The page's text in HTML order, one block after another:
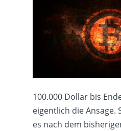
100.000 Dollar bis
eigentlich die Ansage.
es nach dem